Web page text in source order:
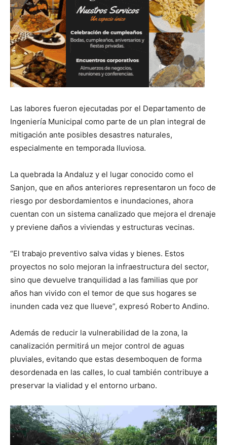
Las labores fueron ejecutadas por el Departamento de
Ingeniería Municipal como parte de un plan integral de
mitigación ante posibles desastres naturales,
especialmente en temporada lluviosa.
La quebrada la Andaluz y el lugar conocido como el
Sanjon, que en años anteriores representaron un foco de
riesgo por desbordamientos e inundaciones, ahora
cuentan con un sistema canalizado que mejora el drenaje
y previene daños a viviendas y estructuras vecinas.
“El trabajo preventivo salva vidas y bienes. Estos
proyectos no solo mejoran la infraestructura del sector,
sino que devuelve tranquilidad a las familias que por
años han vivido con el temor de que sus hogares se
inunden cada vez que llueve”, expresó Roberto Andino.
Además de reducir la vulnerabilidad de la zona, la
canalización permitirá un mejor control de aguas
pluviales, evitando que estas desemboquen de forma
desordenada en las calles, lo cual también contribuye a
preservar la vialidad y el entorno urbano.